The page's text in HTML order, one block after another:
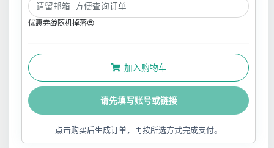
优惠券🎁随机掉落😍
加入购物车
请先填写账号或链接
点击购买后生成订单，再按所选方式完成支付。